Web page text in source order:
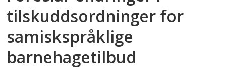
tilskuddsordninger for
samiskspråklige
barnehagetilbud